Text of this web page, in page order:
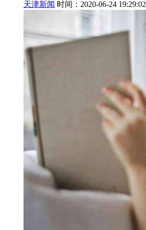
天津新闻 时间：2020-06-24 19:29:02